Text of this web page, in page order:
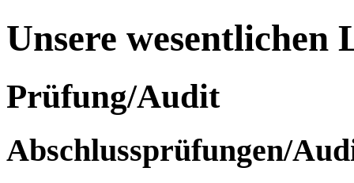
Unsere wesentlichen
Prüfung/Audit
Abschlussprüfungen/